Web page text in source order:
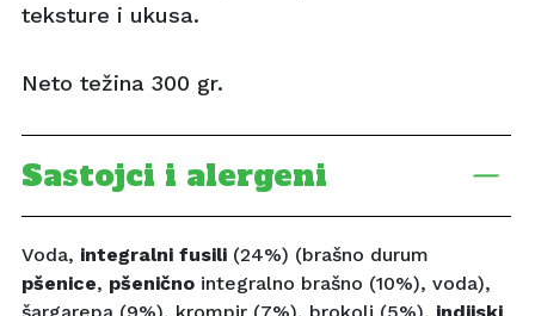
teksture i ukusa.
Neto težina 300 gr.
Sastojci i alergeni
Voda, integralni fusili (24%) (brašno durum
pšenice, pšenično integralno brašno (10%), voda),